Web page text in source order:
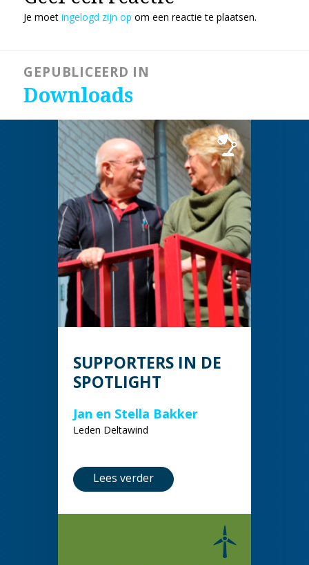
Je moetingelogd zijn op om een reactie te plaatsen.
navigatieGEPUBLICEERD IN
Downloads
SUPPORTERS IN DE
SPOTLIGHT
Jan en Stella Bakker
Leden Deltawind
Lees verder